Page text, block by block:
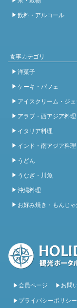
飲料・アルコール
食事カテゴリ
洋菓子
ケーキ・パフェ
アイスクリーム・ジェ
アラブ・西アジア料理
イタリア料理
インド・南アジア料理
うどん
うなぎ・川魚
沖縄料理
お好み焼き・もんじゃ
会員ページ お問
プライバシーポリシー